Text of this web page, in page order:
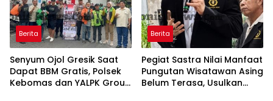
Berita
Senyum Ojol Gresik Saat
Dapat BBM Gratis, Polsek
Kebomas dan YALPK Group
Berita
Pegiat Sastra Nilai Manfaat
Pungutan Wisatawan Asing
Belum Terasa, Usulkan